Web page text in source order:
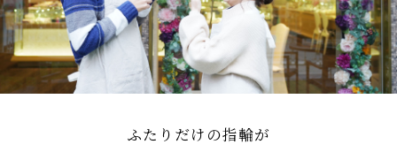
ふたりだけの指輪が